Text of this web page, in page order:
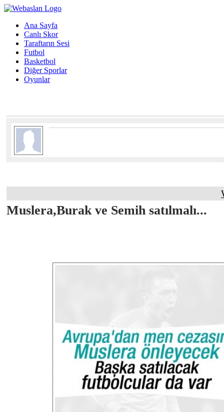
Ana Sayfa
Canlı Skor
Taraftarın Sesi
Futbol
Basketbol
Diğer Sporlar
Oyunlar
Muslera,Burak ve Semih satılmalı...